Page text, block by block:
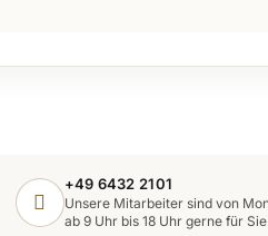
+49 6432 2101
Unsere Mitarbeiter sind von
ab 9 Uhr bis 18 Uhr gerne für Sie